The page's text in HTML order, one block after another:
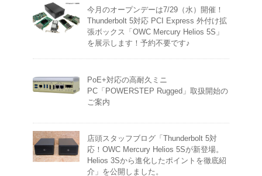
今月のオープンデーは7/29（水）開催！
Thunderbolt 5対応 PCI Express 外付け拡
張ボックス「OWC Mercury Helios 5S」
を展示します！予約不要です♪
PoE+対応の高耐久ミニ
PC「POWERSTEP Rugged」取扱開始の
ご案内
店頭スタッフブログ「Thunderbolt 5対
応！OWC Mercury Helios 5Sが新登場。
Helios 3Sから進化したポイントを徹底紹
介」を公開しました。